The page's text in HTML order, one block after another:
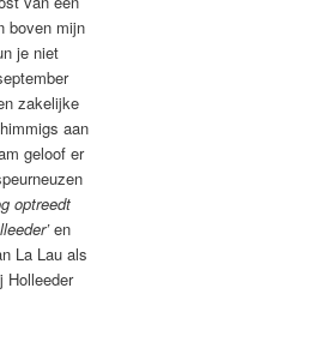
boven mijn
je niet
zakelijke
aan
geloof er
optreedt
en
La Lau als
Holleeder